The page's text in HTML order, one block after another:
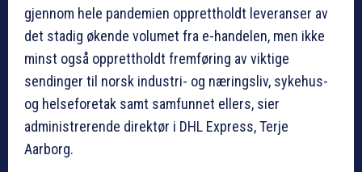
gjennom hele pandemien opprettholdt leveranser av
det stadig økende volumet fra e-handelen, men ikke
minst også opprettholdt fremføring av viktige
sendinger til norsk industri- og næringsliv, sykehus-
og helseforetak samt samfunnet ellers, sier
administrerende direktør i DHL Express, Terje
Aarborg.